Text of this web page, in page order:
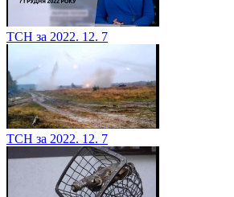
ТСН за 2022. 12. 7
ТСН за 2022. 12. 7